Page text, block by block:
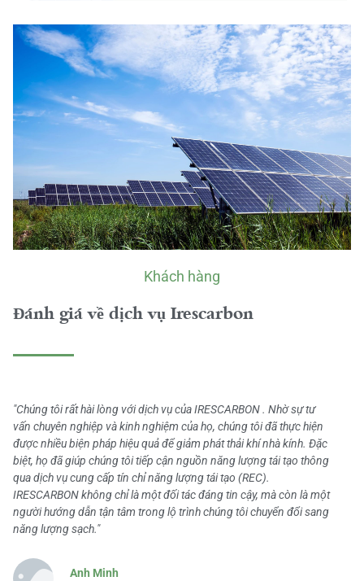
Khách hàng
Đánh giá về dịch vụ Irescarbon
"Chúng tôi rất hài lòng với dịch vụ của IRESCARBON . Nhờ sự tư
vấn chuyên nghiệp và kinh nghiệm của họ, chúng tôi đã thực hiện
được nhiều biện pháp hiệu quả để giảm phát thải khí nhà kính. Đặc
biệt, họ đã giúp chúng tôi tiếp cận nguồn năng lượng tái tạo thông
qua dịch vụ cung cấp tín chỉ năng lượng tái tạo (REC).
IRESCARBON không chỉ là một đối tác đáng tin cậy, mà còn là một
người hướng dẫn tận tâm trong lộ trình chúng tôi chuyển đổi sang
năng lượng sạch."
Anh Minh